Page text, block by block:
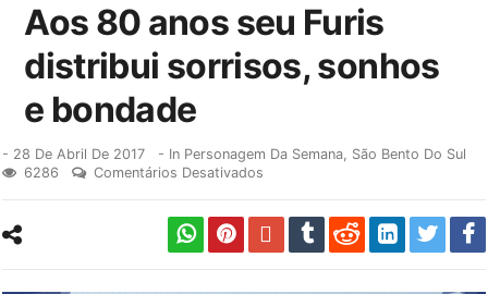
Aos 80 anos seu Furis
distribui sorrisos, sonhos
e bondade
- 28 De Abril De 2017 - In Personagem Da Semana, São Bento Do Sul
6286
Comentários Desativados